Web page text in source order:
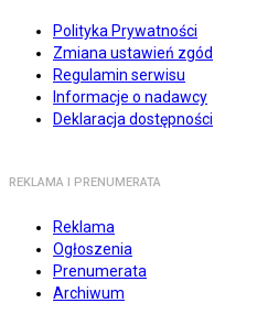
Polityka Prywatności
Zmiana ustawień zgód
Regulamin serwisu
Informacje o nadawcy
Deklaracja dostępności
REKLAMA I PRENUMERATA
Reklama
Ogłoszenia
Prenumerata
Archiwum